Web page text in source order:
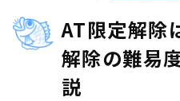
AT限定解除
解除の難易
説